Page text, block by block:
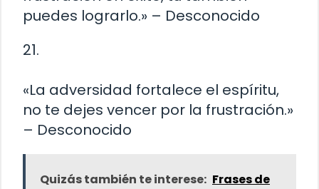
puedes lograrlo.» – Desconocido
21.
«La adversidad fortalece el espíritu,
no te dejes vencer por la frustración.»
– Desconocido
Quizás también te interese: Frases de